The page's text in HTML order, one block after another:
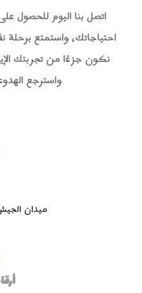
اتصل بنا اليوم للحصول
احتياجاتك، واستمتع
نكون جزءًا من تجربتك
واسترجع
ميدان